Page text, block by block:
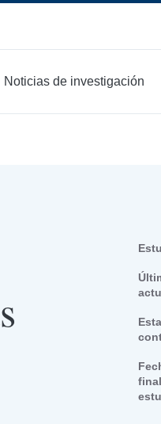
Noticias de investigación